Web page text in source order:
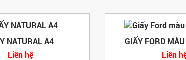
NATURAL A4
Liên hệ
GIẤY FORD
Liên